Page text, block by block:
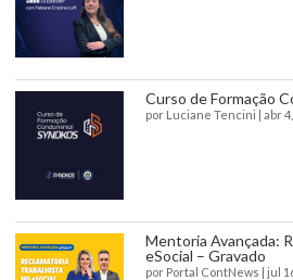
Curso de Formação
por Luciane Tencini | abr
Mentoria Avançada:
eSocial – Gravado
por Portal ContNews | jul